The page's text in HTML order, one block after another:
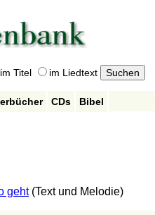
im Titel im Liedtext
CDs
Bibel
geht (Text und Melodie)